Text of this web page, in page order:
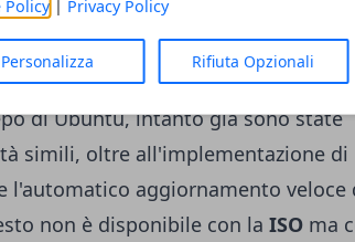
Policy| Privacy Policy
Personalizza Rifiuta Opzionali
più affidabili e grafica più fluida. Gli
esteso le funzionalità diPackageKit,
9 che, in futuro, potrebbe
di Ubuntu, intanto gia sono state
simili, oltre all'implementazione di
l'automatico aggiornamento veloce
non è disponibile con la ISO ma